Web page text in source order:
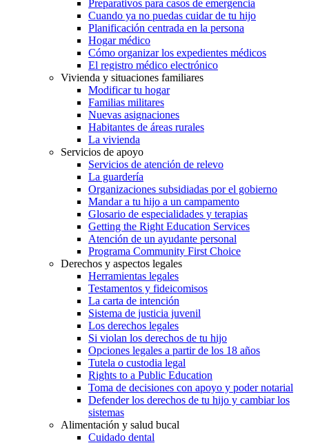
Preparativos para casos de emergencia
Cuando ya no puedas cuidar de tu hijo
Planificación centrada en la persona
Hogar médico
Cómo organizar los expedientes médicos
El registro médico electrónico
Vivienda y situaciones familiares
Modificar tu hogar
Familias militares
Nuevas asignaciones
Habitantes de áreas rurales
La vivienda
Servicios de apoyo
Servicios de atención de relevo
La guardería
Organizaciones subsidiadas por el gobierno
Mandar a tu hijo a un campamento
Glosario de especialidades y terapias
Getting the Right Education Services
Atención de un ayudante personal
Programa Community First Choice
Derechos y aspectos legales
Herramientas legales
Testamentos y fideicomisos
La carta de intención
Sistema de justicia juvenil
Los derechos legales
Si violan los derechos de tu hijo
Opciones legales a partir de los 18 años
Tutela o custodia legal
Rights to a Public Education
Toma de decisiones con apoyo y poder notarial
Defender los derechos de tu hijo y cambiar los
sistemas
Alimentación y salud bucal
Cuidado dental